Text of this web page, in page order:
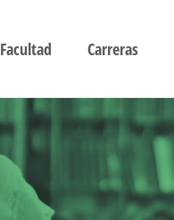
Facultad Carreras